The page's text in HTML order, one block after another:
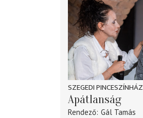
SZEGEDI PINCESZÍNHÁZ
Apátlanság
Rendező Gál Tamás